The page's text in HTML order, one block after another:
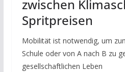
zwischen
Spritpreisen
Mobilität ist notwendig, um
Schule oder von A nach B zu
gesellschaftlichen Leben